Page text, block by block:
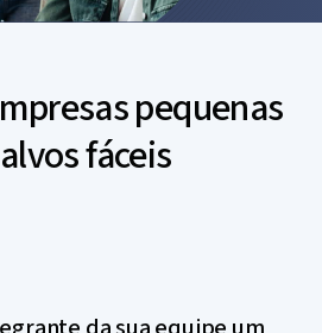
pequenas
fáceis